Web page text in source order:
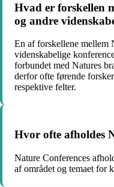
Hvad er forskellen
og andre
En af forskellene mellem
videnskabelige
forbundet med Natures
derfor ofte førende
respektive felter.
Hvor ofte afholdes
Nature Conferences
af området og temaet for